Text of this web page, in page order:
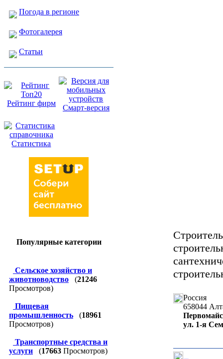
Погода в регионе
Фотогалерея
Статьи
Рейтинг фирм
Смарт-версия
Статистика
Популярные категории
Сельское хозяйство и
животноводство
(21246
Просмотров)
Пищевая
промышленность
(18961
Просмотров)
Транспортные средства и
услуги
(17663 Просмотров)
Россия
658044
ул. 1-я